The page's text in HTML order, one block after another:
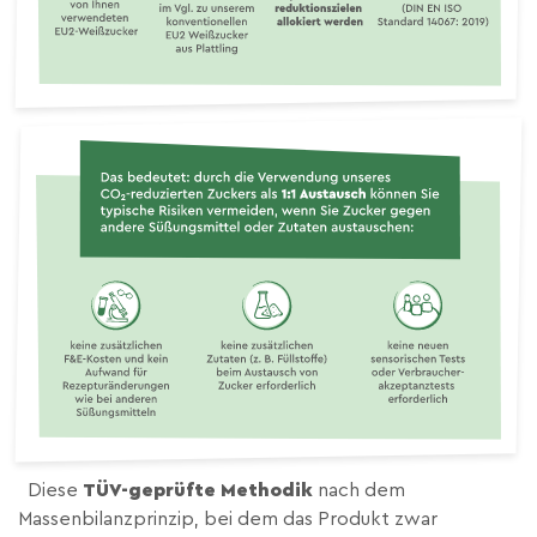
Diese TÜV-geprüfte Methodik nach dem
Massenbilanzprinzip, bei dem das Produkt zwar